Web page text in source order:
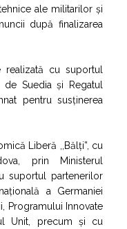
ale militarilor și
după finalizarea
realizată cu suportul
Suedia și Regatul
pentru susținerea
Liberă ,,Bălți”, cu
prin Ministerul
suportul partenerilor
a Germaniei
Programului Innovate
Unit, precum și cu